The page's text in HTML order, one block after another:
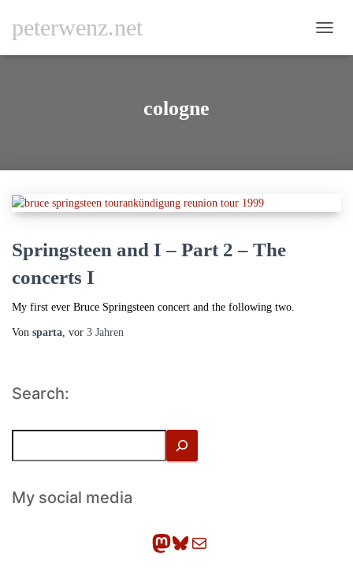
peterwenz.net
cologne
Springsteen and I – Part 2 – The
concerts I
My first ever Bruce Springsteen concert and the following two.
Von sparta , vor 3 Jahren
Search:
h
eMy social media
Mastodon Bluesky E-Mail